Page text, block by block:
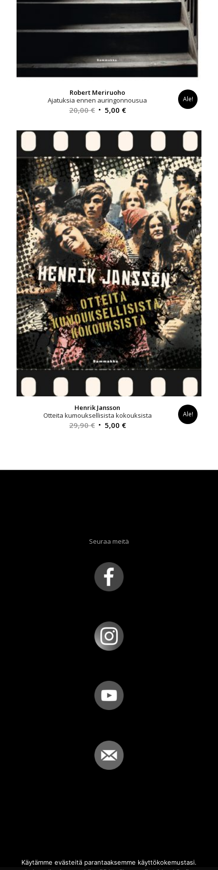
Robert Meriruoho
Ajatuksia ennen auringonnousua
20,00€ Alkuperäinen
oli:
20,00 €.
5,00 €Nykyinen
on:
5,00 €.
Ale!
Henrik Jansson
Otteita kumouksellisista kokouksista
29,90€ Alkuperäinen
5,00 €Nykyinen
Ale!
Seuraa meitä
Käytämme evästeitä parantaaksemme käyttökokemustasi.